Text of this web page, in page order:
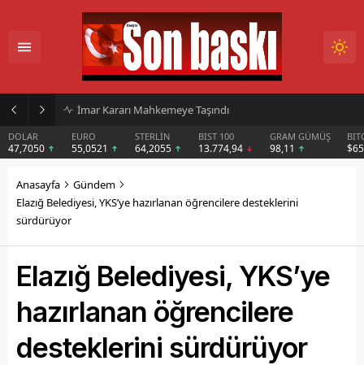
İmar Kararı Mahkemeye Taşındı
DOLAR
47,7050
EURO
55,0521
STERLİN
64,2055
BIST 100
13.774,94
GRAM GÜMÜŞ
98,11
Anasayfa
Gündem
Elazığ Belediyesi, YKS’ye hazırlanan öğrencilere desteklerini
sürdürüyor
Elazığ Belediyesi, YKS’ye
hazırlanan öğrencilere
desteklerini sürdürüyor